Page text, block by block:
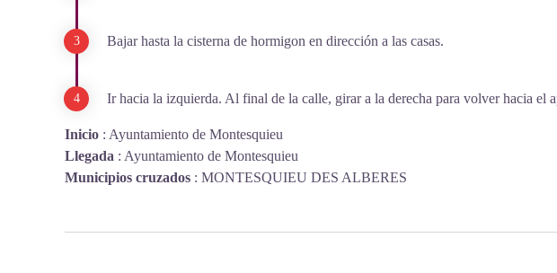
Bajar hasta la cisterna de hormigon en dirección a las casas.
Ir hacia la izquierda. Al final de la calle, girar a la derecha para volver hacia el
Inicio : Ayuntamiento de Montesquieu
Llegada : Ayuntamiento de Montesquieu
Municipios cruzados : MONTESQUIEU DES ALBERES